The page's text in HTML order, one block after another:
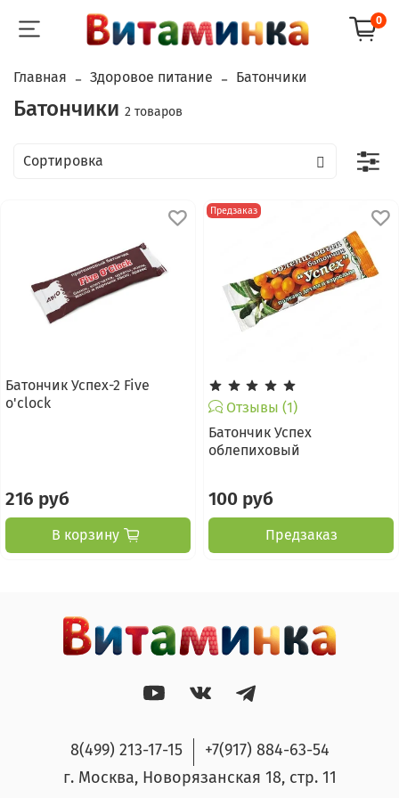
0
Главная Здоровое питание Батончики
Батончики 2 товаров
Батончик Успех-2 Five
o'clock
216 руб
В корзину
Предзаказ
Отзывы (1)
Батончик Успех
облепиховый
100 руб
Предзаказ
8(499) 213-17-15
+7(917) 884-63-54
г. Москва, Новорязанская 18, стр. 11